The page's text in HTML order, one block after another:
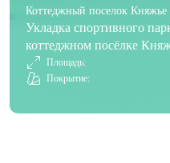
Коттеджный поселок Княжье
Укладка спортивного
коттеджном посёлке
Площадь:
Покрытие: